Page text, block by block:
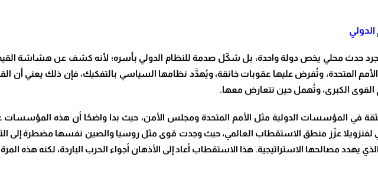
مجرد حدث محلي يخص دولة واحدة، بل شكّل صدمة للنظام الدولي بأسره؛ لأنه كشف عن هشاشة
المتحدة، وتُفرض عليها عقوبات خانقة، ويُهدَّد نظامها السياسي بالتفكيك، فإن ذلك يعني أن
الكبرى، وتُهمل حين تتعارض معها.
في المؤسسات الدولية مثل الأمم المتحدة ومجلس الأمن، حيث بدا واضحًا أن هذه المؤسسات
لفنزويلا عزّز منطق الاستقطاب العالمي، حيث وجدت قوى مثل روسيا والصين نفسها مضطرة إلى
يهدد مصالحها الاستراتيجية. هذا الاستقطاب أعاد إلى الأذهان أجواء الحرب الباردة، لكنه هذه المرة